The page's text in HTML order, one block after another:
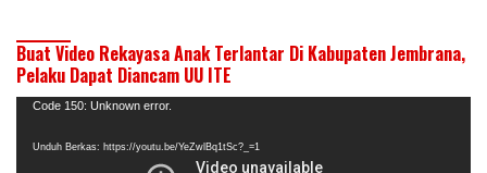
Buat Video Rekayasa Anak Terlantar Di Kabupaten Jembrana,
Pelaku Dapat Diancam UU ITE
Pemutar
Code 150: Unknown error.
Unduh Berkas: https://youtu.be/YeZwlBq1tSc?_=1